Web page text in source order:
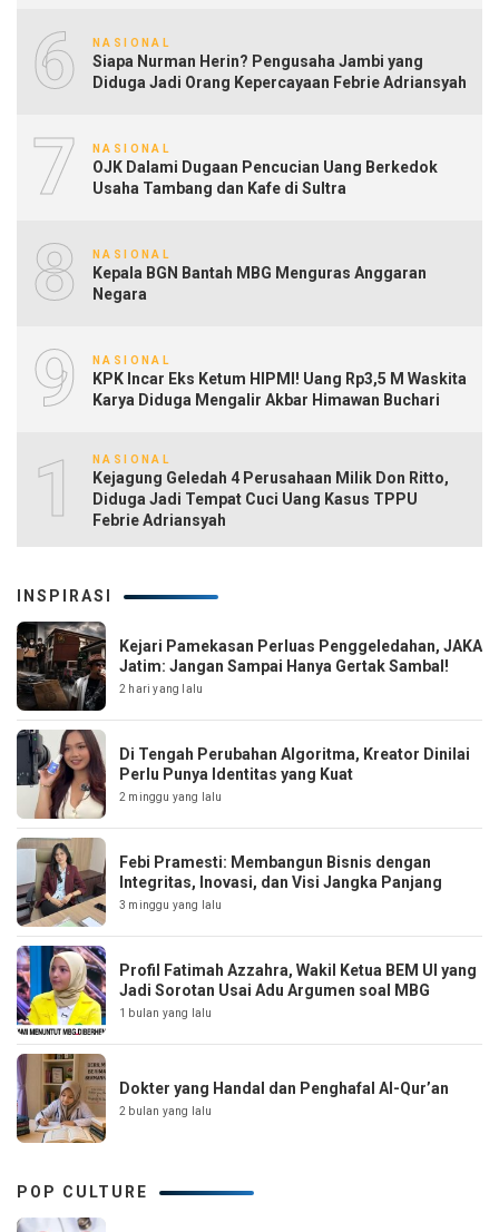
6
NASIONAL
Siapa Nurman Herin? Pengusaha Jambi yang
Diduga Jadi Orang Kepercayaan Febrie Adriansyah
7 NASIONAL
OJK Dalami Dugaan Pencucian Uang Berkedok
Usaha Tambang dan Kafe di Sultra
8 NASIONAL
Kepala BGN Bantah MBG Menguras Anggaran
Negara
9 NASIONAL
KPK Incar Eks Ketum HIPMI! Uang Rp3,5 M Waskita
Karya Diduga Mengalir Akbar Himawan Buchari
10NASIONAL
Kejagung Geledah 4 Perusahaan Milik Don Ritto,
Diduga Jadi Tempat Cuci Uang Kasus TPPU
Febrie Adriansyah
INSPIRASI
Kejari Pamekasan Perluas Penggeledahan, JAKA
Jatim: Jangan Sampai Hanya Gertak Sambal!
2 hari yang lalu
Di Tengah Perubahan Algoritma, Kreator Dinilai
Perlu Punya Identitas yang Kuat
2 minggu yang lalu
Febi Pramesti: Membangun Bisnis dengan
Integritas, Inovasi, dan Visi Jangka Panjang
3 minggu yang lalu
Profil Fatimah Azzahra, Wakil Ketua BEM UI yang
Jadi Sorotan Usai Adu Argumen soal MBG
1 bulan yang lalu
Dokter yang Handal dan Penghafal Al-Qur’an
2 bulan yang lalu
POP CULTURE